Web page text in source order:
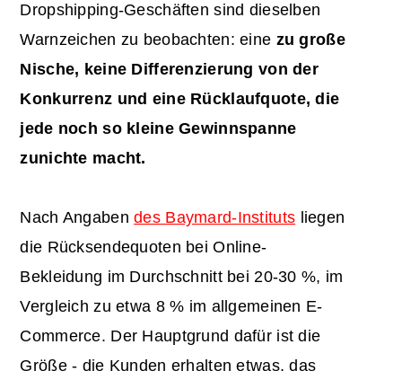
Dropshipping-Geschäften sind dieselben
Warnzeichen zu beobachten: eine zu große
Nische, keine Differenzierung von der
Konkurrenz und eine Rücklaufquote, die
jede noch so kleine Gewinnspanne
zunichte macht.
Nach Angabendes Baymard-Instituts liegen
die Rücksendequoten bei Online-
Bekleidung im Durchschnitt bei 20-30 %, im
Vergleich zu etwa 8 % im allgemeinen E-
Commerce. Der Hauptgrund dafür ist die
Größe - die Kunden erhalten etwas, das